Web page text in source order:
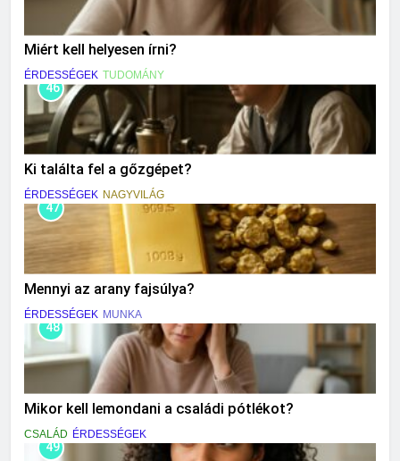
Miért kell helyesen írni?
ÉRDESSÉGEK TUDOMÁNY
46
Ki találta fel a gőzgépet?
ÉRDESSÉGEK NAGYVILÁG
47
Mennyi az arany fajsúlya?
ÉRDESSÉGEK MUNKA
48
Mikor kell lemondani a családi pótlékot?
CSALÁD ÉRDESSÉGEK
49